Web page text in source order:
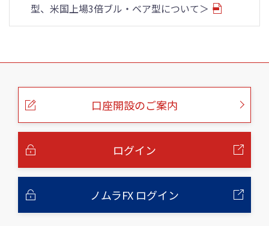
型、米国上場3倍ブル・ベア型について＞
こ
口座開設のご案内
ログイン
ノムラFX ログイン